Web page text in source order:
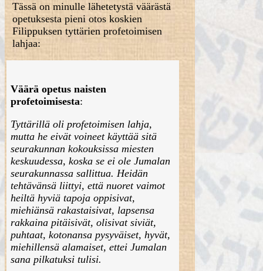
Tässä on minulle lähetetystä väärästä
opetuksesta pieni otos koskien
Filippuksen tyttärien profetoimisen
lahjaa:
Väärä opetus naisten
profetoimisesta:
Tyttärillä oli profetoimisen lahja,
mutta he eivät voineet käyttää sitä
seurakunnan kokouksissa miesten
keskuudessa, koska se ei ole Jumalan
seurakunnassa sallittua. Heidän
tehtävänsä liittyi, että nuoret vaimot
heiltä hyviä tapoja oppisivat,
miehiänsä rakastaisivat, lapsensa
rakkaina pitäisivät, olisivat siviät,
puhtaat, kotonansa pysyväiset, hyvät,
miehillensä alamaiset, ettei Jumalan
sana pilkatuksi tulisi.